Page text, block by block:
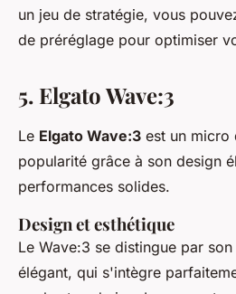
un jeu de stratégie, vous
de préréglage pour optimiser
5. Elgato Wave:3
Le Elgato Wave:3 est un micro
popularité grâce à son design
performances solides.
Design et esthétique
Le Wave:3 se distingue par
élégant, qui s'intègre